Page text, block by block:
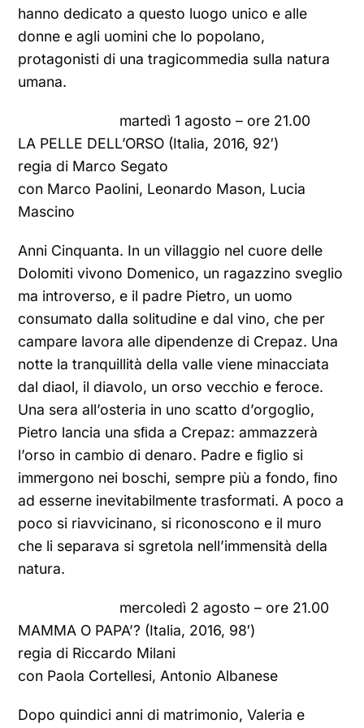
hanno dedicato a questo luogo unico e alle
donne e agli uomini che lo popolano,
protagonisti di una tragicommedia sulla natura
umana.
martedì 1 agosto – ore 21.00
LA PELLE DELL’ORSO (Italia, 2016, 92′)
regia di Marco Segato
con Marco Paolini, Leonardo Mason, Lucia
Mascino
Anni Cinquanta. In un villaggio nel cuore delle
Dolomiti vivono Domenico, un ragazzino sveglio
ma introverso, e il padre Pietro, un uomo
consumato dalla solitudine e dal vino, che per
campare lavora alle dipendenze di Crepaz. Una
notte la tranquillità della valle viene minacciata
dal diaol, il diavolo, un orso vecchio e feroce.
Una sera all’osteria in uno scatto d’orgoglio,
Pietro lancia una sﬁda a Crepaz: ammazzerà
l’orso in cambio di denaro. Padre e ﬁglio si
immergono nei boschi, sempre più a fondo, ﬁno
ad esserne inevitabilmente trasformati. A poco a
poco si riavvicinano, si riconoscono e il muro
che li separava si sgretola nell’immensità della
natura.
mercoledì 2 agosto – ore 21.00
MAMMA O PAPA’? (Italia, 2016, 98′)
regia di Riccardo Milani
con Paola Cortellesi, Antonio Albanese
Dopo quindici anni di matrimonio, Valeria e